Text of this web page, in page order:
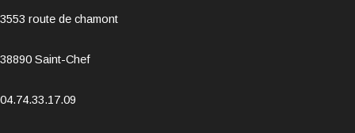
3553 route de chamont
38890 Saint-Chef
04.74.33.17.09